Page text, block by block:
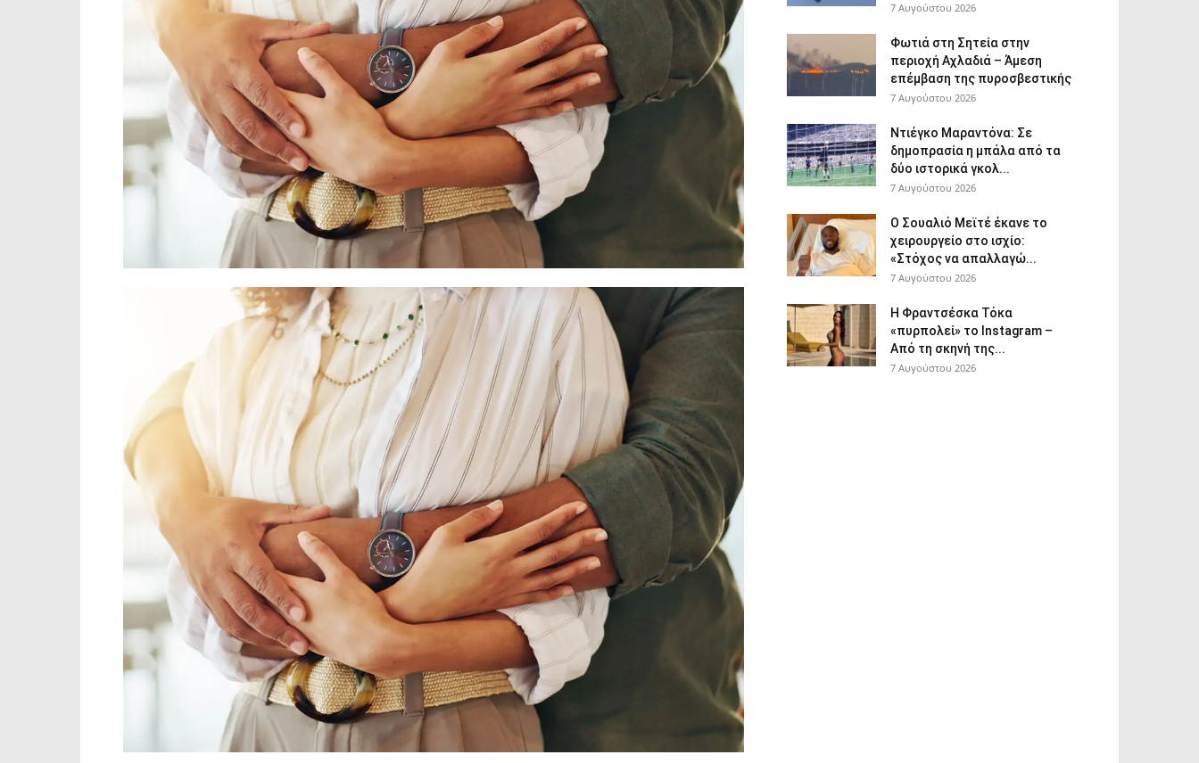
7 Αυγούστου 2026
Φωτιά στη Σητεία στην
περιοχή Αχλαδιά – Άμεση
επέμβαση της πυροσβεστικής
7 Αυγούστου 2026
Ντιέγκο Μαραντόνα: Σε
δημοπρασία η μπάλα από τα
δύο ιστορικά γκολ...
7 Αυγούστου 2026
Ο Σουαλιό Μεϊτέ έκανε το
χειρουργείο στο ισχίο:
«Στόχος να απαλλαγώ...
7 Αυγούστου 2026
Η Φραντσέσκα Τόκα
«πυρπολεί» το Instagram –
Από τη σκηνή της...
7 Αυγούστου 2026